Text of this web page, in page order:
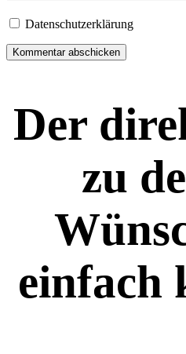
Datenschutzerklärung
Der
zu
einfach